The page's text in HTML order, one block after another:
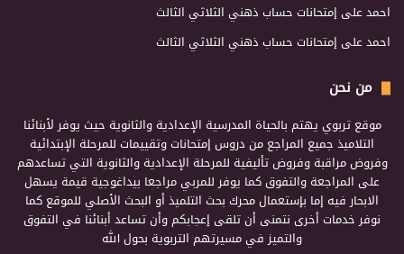
احمدعلى إمتحانات حساب ذهني الثلاثي الثالث
احمدعلى إمتحانات حساب ذهني الثلاثي الثالث
من نحن
موقع تربوي يهتم بالحياة المدرسية الإعدادية والثانوية حيث يوفر لأبنائنا
التلاميذ جميع المراجع من دروس إمتحانات وتقييمات للمرحلة الإبتدائية
وفروض مراقبة وفروض تأليفية للمرحلة الإعدادية والثانوية التي تساعدهم
على المراجعة والتفوق كما يوفر للمربي مراجعا بيداغوجية قيمة يسهل
الابحار فيه إما بإستعمال محرك بحث التلميذ أو البحث الأصلي للموقع كما
نوفر خدمات أخرى نتمنى أن تلقى إعجابكم وأن تساعد أبنائنا في التفوق
والتميز في مسيرتهم التربوية بحول الله